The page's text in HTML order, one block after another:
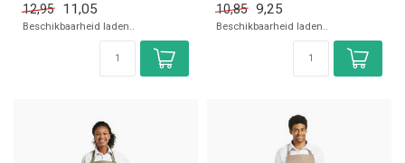
en snel kopen v...
12,95 11,05
Beschikbaarheid laden..
10,85 9,25
Beschikbaarheid laden..